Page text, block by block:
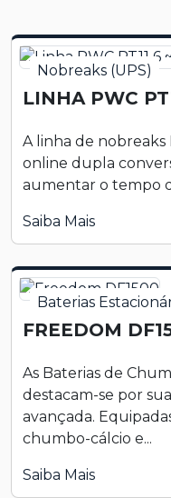
Nobreaks (UPS)
LINHA PWC
A linha de nobreaks
online dupla
aumentar o tempo
Saiba Mais
Baterias
FREEDOM
As Baterias de
destacam-se por
avançada.
chumbo-cálcio e...
Saiba Mais